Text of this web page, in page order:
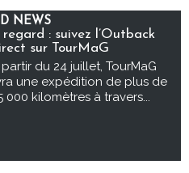
NEWS
: suivez l’Outback
sur TourMaG
du 24 juillet, TourMaG
une expédition de plus de
000 kilomètres à travers...